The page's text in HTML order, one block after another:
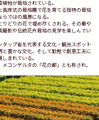
物が栽培されている。
床式の栽培棚で花を育てる独特の栽培
ではの風景になる。
どりの花で埋め尽くされる。その華や
影や伝統花卉栽培の見学を楽しんでい
ップ省を代表する文化・観光スポット
豊かな文化、そして勤勉で創意工夫に
まれている。
コンデルタの「花の都」とも称され、